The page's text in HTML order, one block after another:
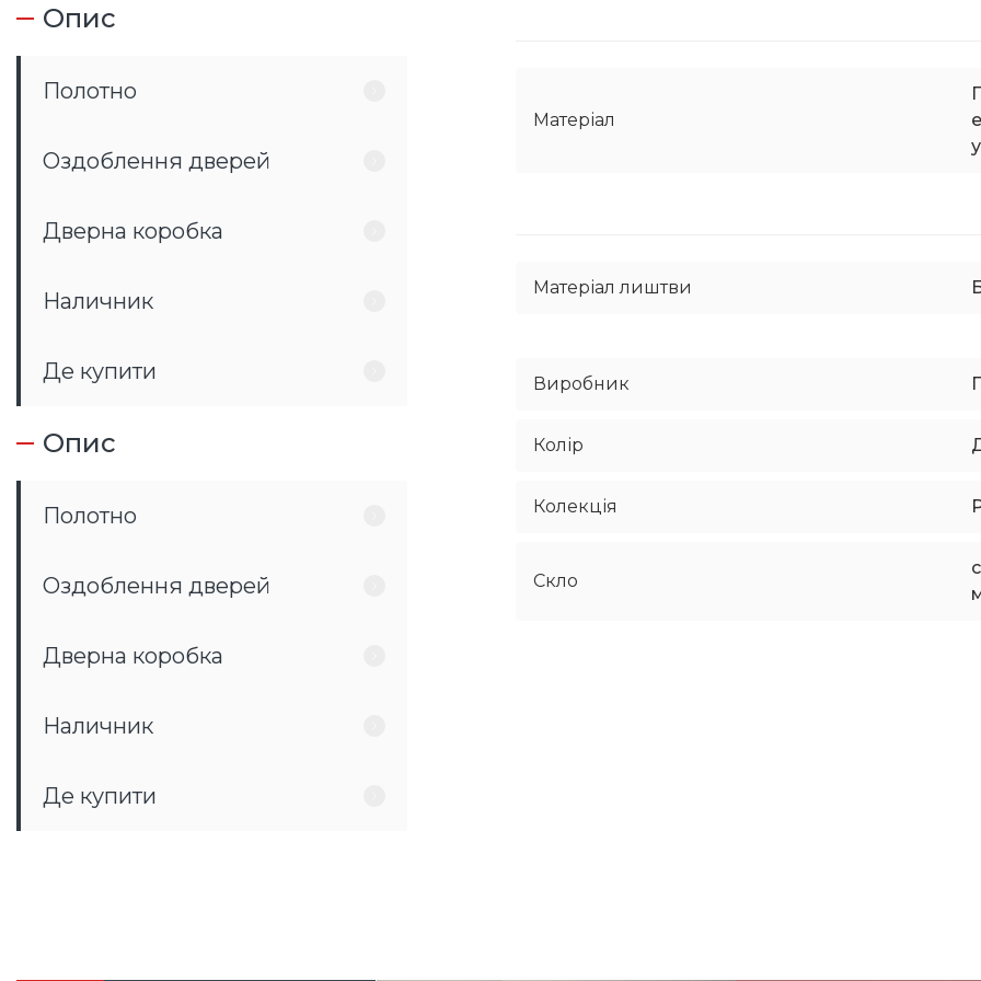
Опис
Полотно
Оздоблення дверей
Дверна коробка
Наличник
Де купити
Опис
Полотно
Оздоблення дверей
Дверна коробка
Наличник
Де купити
Матеріал
Матеріал лиштви
Виробник
Колір
Колекція
Скло